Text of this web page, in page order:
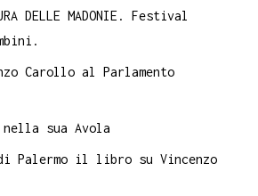
DELLE MADONIE. Festival
Carollo al Parlamento
nella sua Avola
Palermo il libro su Vincenzo